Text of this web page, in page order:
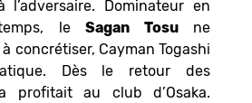
l’adversaire. Dominateur en
temps, leSagan Tosune
concrétiser, Cayman Togashi
Dès le retour des
profitait au club d’Osaka.